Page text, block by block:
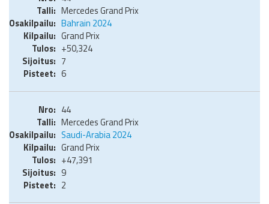
Mercedes Grand Prix
Bahrain 2024
Grand Prix
+50,324
7
6
44
Mercedes Grand Prix
Saudi-Arabia 2024
Grand Prix
+47,391
9
2